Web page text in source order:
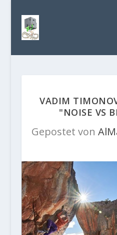
VADIM
"NOISE VS
Gepostet von